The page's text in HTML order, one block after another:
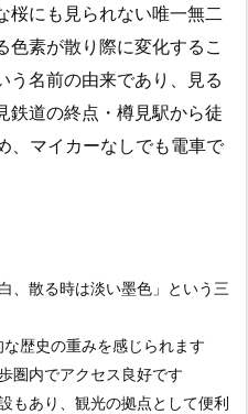
桜にも見られない唯一無二
色素が散り際に変化するこ
う名前の由来であり、見る
鉄道の終点・樽見駅から徒
、マイカーなしでも電車で
、散る時は淡い墨色」という三
歴史の重みを感じられます
圏内でアクセス良好です
もあり、観光の拠点として便利